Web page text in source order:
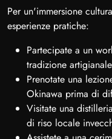
Per un'immersione
esperienze pratiche:
Partecipate a un
tradizione
Prenotate una
Okinawa prima di
Visitate una
di riso locale